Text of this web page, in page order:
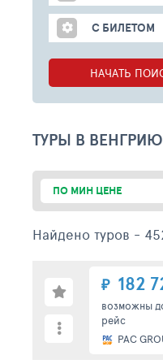
С БИЛЕТОМ
НАЧАТЬ
ТУРЫ В ВЕНГРИЮ
ПО МИН ЦЕНЕ
Найдено туров -
₽ 182
возможны
рейс
PAC